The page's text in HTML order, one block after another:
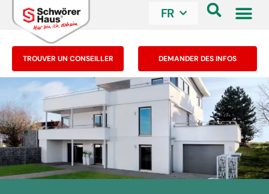
FR
TROUVER UN CONSEILLER DEMANDER DES INFOS